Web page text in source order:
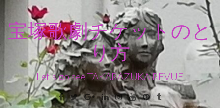
ン
ス
キ
宝塚歌劇チケットのと
り方
Let's go see TAKARAZUKA REVUE
Facebook
TwitterGoogle+LinkedinInstagram
YoutubePinterest
Tumblr